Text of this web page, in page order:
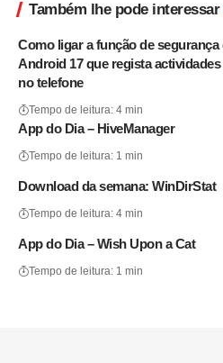
Também lhe pode interessar
Como ligar a função de segurança
Android 17 que regista
no telefone
Tempo de leitura: 4 min
App do Dia – HiveManager
Tempo de leitura: 1 min
Download da semana: WinDirStat
Tempo de leitura: 4 min
App do Dia – Wish Upon a Cat
Tempo de leitura: 1 min